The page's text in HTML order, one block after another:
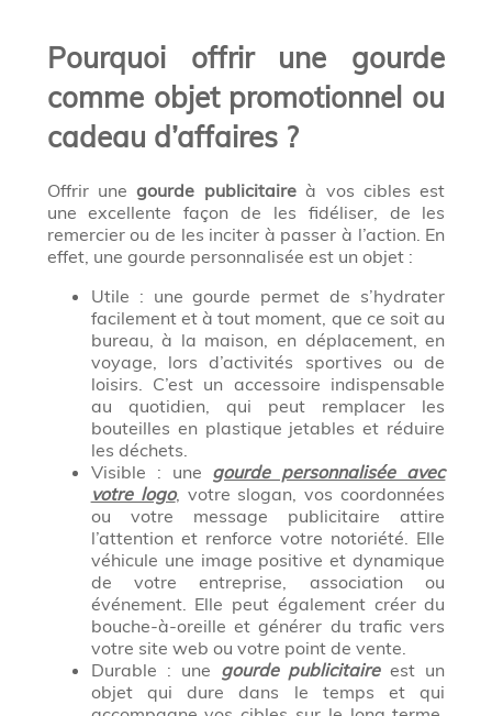
Pourquoi offrir une gourde
comme objet promotionnel ou
cadeau d’affaires ?
Offrir unegourde publicitaireà vos cibles est
une excellente façon de les fidéliser, de les
remercier ou de les inciter à passer à l’action. En
effet, une gourde personnalisée est un objet :
Utile : une gourde permet de s’hydrater
facilement et à tout moment, que ce soit au
bureau, à la maison, en déplacement, en
voyage, lors d’activités sportives ou de
loisirs. C’est un accessoire indispensable
au quotidien, qui peut remplacer les
bouteilles en plastique jetables et réduire
les déchets.
Visible : une gourde personnalisée avec
votre logo, votre slogan, vos coordonnées
ou votre message publicitaire attire
l’attention et renforce votre notoriété. Elle
véhicule une image positive et dynamique
de votre entreprise, association ou
événement. Elle peut également créer du
bouche-à-oreille et générer du trafic vers
votre site web ou votre point de vente.
Durable : une gourde publicitaireest un
objet qui dure dans le temps et qui